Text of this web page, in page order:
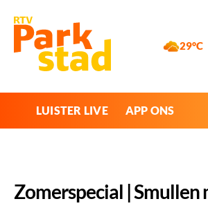
29°C
LUISTER LIVE APP ONS
Zomerspecial | Smullen